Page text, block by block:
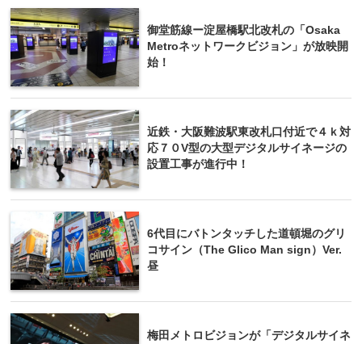
御堂筋線ー淀屋橋駅北改札の「Osaka
Metroネットワークビジョン」が放映開
始！
近鉄・大阪難波駅東改札口付近で４ｋ対
応７０V型の大型デジタルサイネージの
設置工事が進行中！
6代目にバトンタッチした道頓堀のグリ
コサイン（The Glico Man sign）Ver.
昼
梅田メトロビジョンが「デジタルサイネ